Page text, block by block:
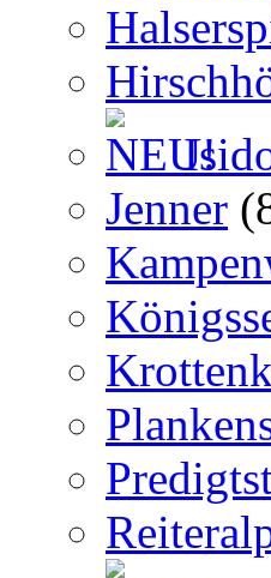
Jenner